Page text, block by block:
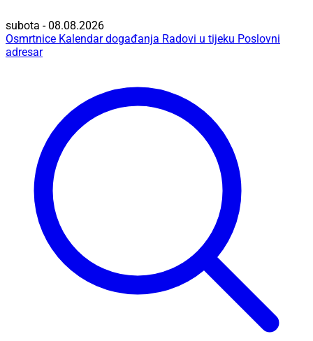
subota - 08.08.2026
Osmrtnice Kalendar događanja Radovi u tijeku Poslovni
adresar